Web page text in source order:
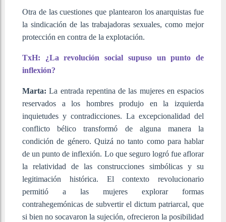
Otra de las cuestiones que plantearon los anarquistas fue
la sindicación de las trabajadoras sexuales, como mejor
protección en contra de la explotación.
TxH: ¿La revolución social supuso un punto de
inflexión?
Marta: La entrada repentina de las mujeres en espacios
reservados a los hombres produjo en la izquierda
inquietudes y contradicciones. La excepcionalidad del
conflicto bélico transformó de alguna manera la
condición de género. Quizá no tanto como para hablar
de un punto de inflexión. Lo que seguro logró fue aflorar
la relatividad de las construcciones simbólicas y su
legitimación histórica. El contexto revolucionario
permitió a las mujeres explorar formas
contrahegemónicas de subvertir el dictum patriarcal, que
si bien no socavaron la sujeción, ofrecieron la posibilidad